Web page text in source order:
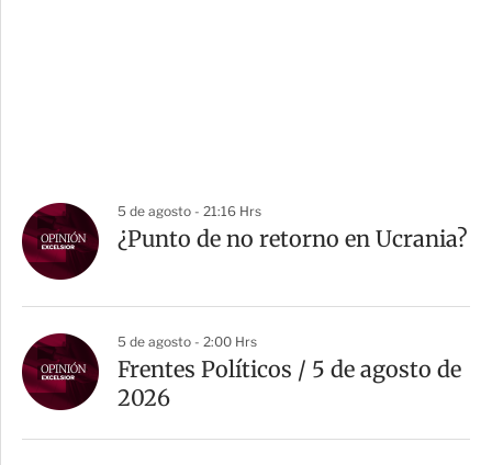
5 de agosto - 21:16 Hrs
¿Punto de no retorno en Ucrania?
5 de agosto - 2:00 Hrs
Frentes Políticos / 5 de agosto de
2026